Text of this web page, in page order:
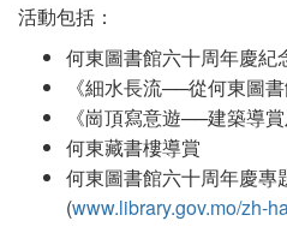
活動包括：
何東圖書館六十周年慶紀
《細水長流──從何東圖
《崗頂寫意遊──建築導賞
何東藏書樓導賞
何東圖書館六十周年慶專
(www.library.gov.mo/zh-